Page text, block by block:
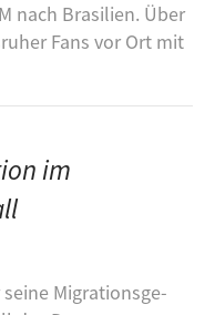
nach Bra­si­li­en. Über
Fans vor Ort mit
im
Mi­gra­ti­ons­ge­